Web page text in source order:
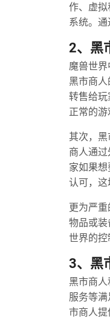
作、虚
系统。
2、黑
魔兽世
黑市商
转售给
正常的游
其次，
商人通
家如果
认可，这
更为严
物品或
世界的控
3、黑
黑市商
服务等
市商人提